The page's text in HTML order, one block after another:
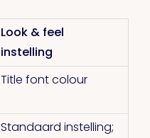
Look & feel
instelling
Title font colour
Standaard instelling;